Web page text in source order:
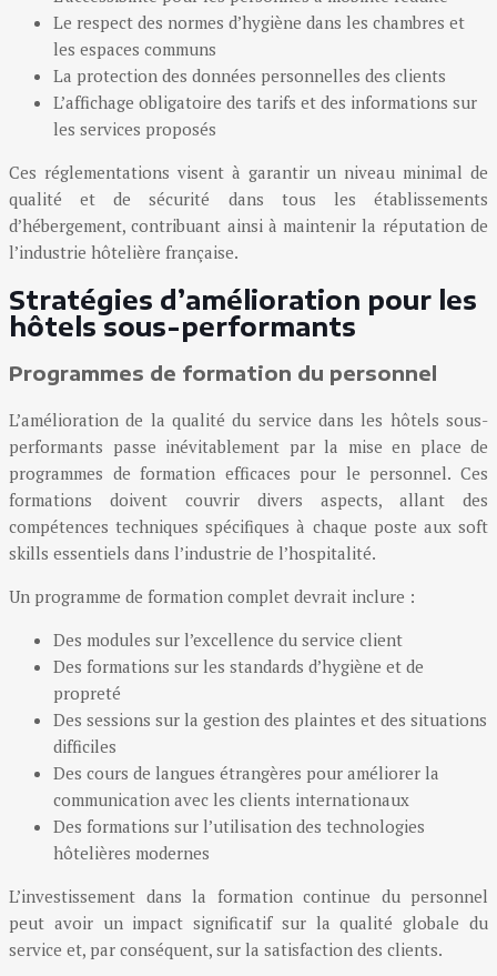
Le respect des normes d’hygiène dans les chambres et
les espaces communs
La protection des données personnelles des clients
L’affichage obligatoire des tarifs et des informations sur
les services proposés
Ces réglementations visent à garantir un niveau minimal de
qualité et de sécurité dans tous les établissements
d’hébergement, contribuant ainsi à maintenir la réputation de
l’industrie hôtelière française.
Stratégies d’amélioration pour les
hôtels sous-performants
Programmes de formation du personnel
L’amélioration de la qualité du service dans les hôtels sous-
performants passe inévitablement par la mise en place de
programmes de formation efficaces pour le personnel. Ces
formations doivent couvrir divers aspects, allant des
compétences techniques spécifiques à chaque poste aux soft
skills essentiels dans l’industrie de l’hospitalité.
Un programme de formation complet devrait inclure :
Des modules sur l’excellence du service client
Des formations sur les standards d’hygiène et de
propreté
Des sessions sur la gestion des plaintes et des situations
difficiles
Des cours de langues étrangères pour améliorer la
communication avec les clients internationaux
Des formations sur l’utilisation des technologies
hôtelières modernes
L’investissement dans la formation continue du personnel
peut avoir un impact significatif sur la qualité globale du
service et, par conséquent, sur la satisfaction des clients.